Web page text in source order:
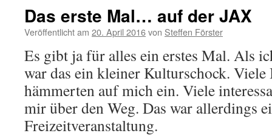
Das erste Mal… auf der JAX
Veröffentlicht am 20. April 2016von Steffen Förster
Es gibt ja für alles ein erstes Mal. Als
war das ein kleiner Kulturschock.
hämmerten auf mich ein. Viele
mir über den Weg. Das war allerdings
Freizeitveranstaltung.